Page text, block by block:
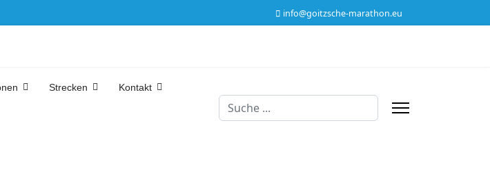
info@goitzsche-marathon.eu
Strecken Kontakt
Suchen